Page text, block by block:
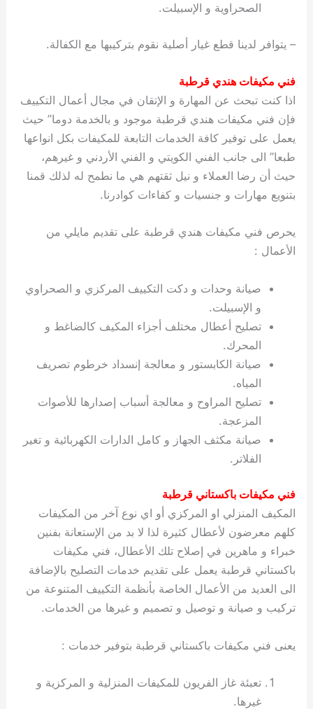
الصحراوية و الإسبيلت.
– يتوافر لدينا قطع غيار أصلية نقوم بتركيبها مع الكفالة.
فني مكيفات هندي قرطبة
اذا كنت تبحث عن المهارة و الإتقان في مجال أعمال التكييف
فإن فني مكيفات هندي قرطبة موجود و بالخدمة دوما” حيث
يعمل على توفير كافة الخدمات التابعة للمكيفات بكل انواعها
طبعا” الى جانب الفني الكويتي و الفني الأردني و غيرهم،
حيث أن رضا العملاء و نيل ثقتهم هي ما نطمح له لذلك قمنا
بتنويع مهارات و جنسيات و كفاءات كوادرنا.
يحرص فني مكيفات هندي قرطبة على تقديم مايلي من
الأعمال :
صيانة وحدات و دكت التكييف المركزي و الصحراوي
و الإسبيلت.
تصليح أعطال مختلف أجزاء المكيف كالضاغط و
المحرك.
صيانة الكابستور و معالجة إنسداد خرطوم تصريف
المياه.
تصليح المراوح و معالجة أسباب إصدارها للأصوات
المزعجة.
صيانة مكثف الجهاز و كامل الدارات الكهربائية و تغير
الفلاتر.
فني مكيفات باكستاني قرطبة
المكيف المنزلي او المركزي أو اي نوع آخر من المكيفات
كلهم معرضون لأعطال كثيرة لذا لا بد من الإستعانة بفنين
خبراء و ماهرين في إصلاح تلك الأعطال، فني مكيفات
باكستاني قرطبة يعمل على تقديم خدمات التصليح بالإضافة
الى العديد من الأعمال الخاصة بأنظمة التكييف المتنوعة من
تركيب و صيانة و توصيل و تصميم و غيرها من الخدمات.
يعنى فني مكيفات باكستاني قرطبة بتوفير خدمات :
تعبئة غاز الفريون للمكيفات المنزلية و المركزية و
غيرها.